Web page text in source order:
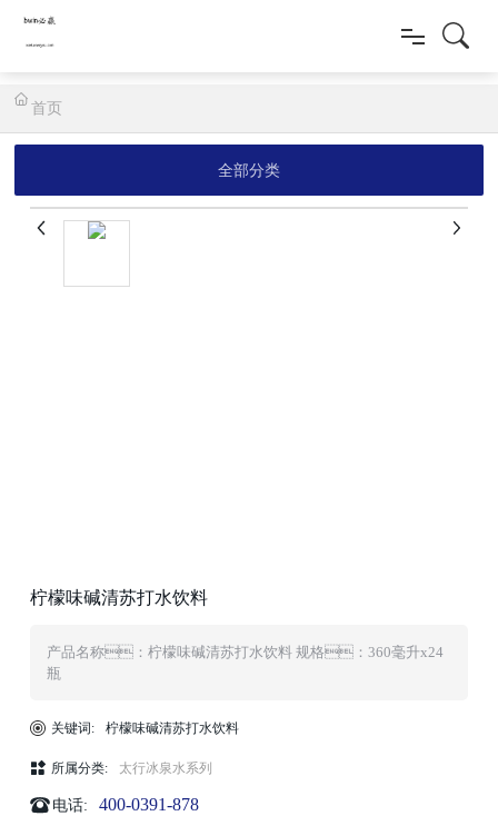
首页
新闻动态
健康产品
首页
全部分类
柠檬味碱清苏打水饮料
产品名称：柠檬味碱清苏打水饮料 规格：360毫升x24
瓶
关键词: 柠檬味碱清苏打水饮料
所属分类: 太行冰泉水系列
电话: 400-0391-878